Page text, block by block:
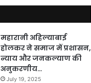
महारानी अहिल्याबाई
होलकर ने समाज में प्रशासन,
न्याय और जनकल्याण की
अनुकरणीय…
July 19, 2025